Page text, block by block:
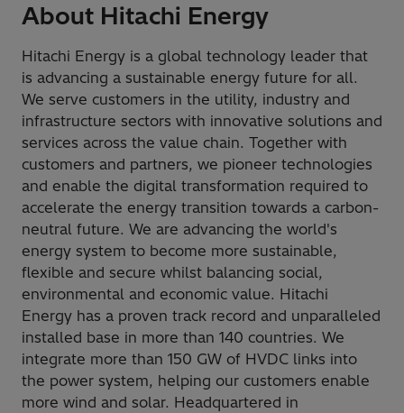
About Hitachi Energy
Hitachi Energy is a global technology leader that
is advancing a sustainable energy future for all.
We serve customers in the utility, industry and
infrastructure sectors with innovative solutions and
services across the value chain. Together with
customers and partners, we pioneer technologies
and enable the digital transformation required to
accelerate the energy transition towards a carbon-
neutral future. We are advancing the world's
energy system to become more sustainable,
flexible and secure whilst balancing social,
environmental and economic value. Hitachi
Energy has a proven track record and unparalleled
installed base in more than 140 countries. We
integrate more than 150 GW of HVDC links into
the power system, helping our customers enable
more wind and solar. Headquartered in